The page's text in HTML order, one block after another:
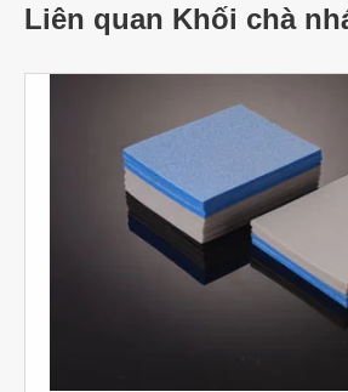
Liên quan Khối chà